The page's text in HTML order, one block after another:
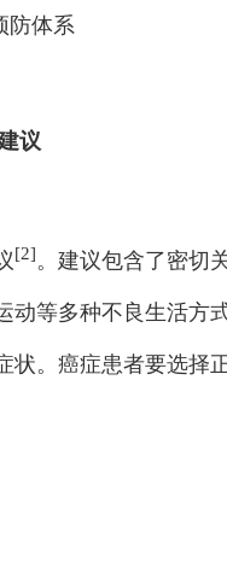
防体系
议
[2]。建议包含了密切
等多种不良生活方
。癌症患者要选择